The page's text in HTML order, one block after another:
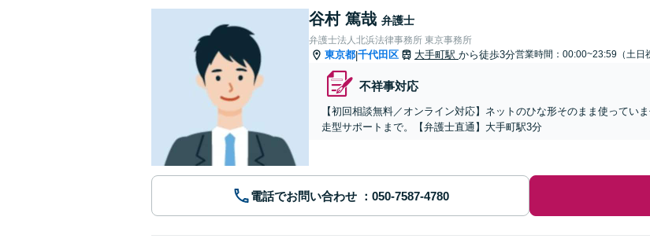
谷村 篤哉 弁護士
弁護士法人北浜法律事務所 東京事務所
東京都|千代田区 大手町駅 から徒歩3分営業時間：00:00~23:59（土日
不祥事対応
【初回相談無料／オンライン対応】ネットのひな形そのまま使ってい
走型サポートまで。【弁護士直通】大手町駅3分
電話でお問い合わせ